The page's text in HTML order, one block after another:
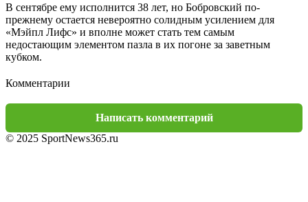
В сентябре ему исполнится 38 лет, но Бобровский по-
прежнему остается невероятно солидным усилением для
«Мэйпл Лифс» и вполне может стать тем самым
недостающим элементом пазла в их погоне за заветным
кубком.
Комментарии
Написать комментарий
© 2025 SportNews365.ru